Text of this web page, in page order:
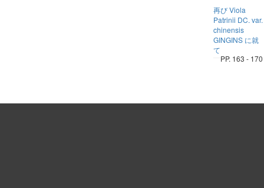
再び Viola
Patrinii DC. var.
chinensis
GINGINS に就
て
PP. 163 - 170